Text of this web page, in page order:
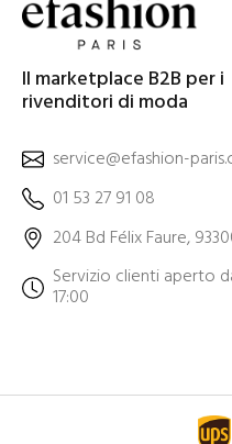
Il marketplace B2B per i
rivenditori di moda
service@efashion-
01 53 27 91 08
204 Bd Félix Faure,
Servizio clienti aperto
17:00